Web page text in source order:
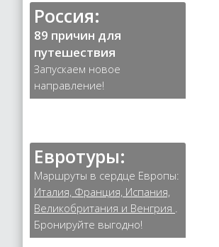
Россия:
89 причин для
путешествия
Запускаем новое
направление!
Евротуры:
Маршруты в сердце Европы:
Италия, Франция, Испания,
Великобритания и Венгрия .
Бронируйте выгодно!